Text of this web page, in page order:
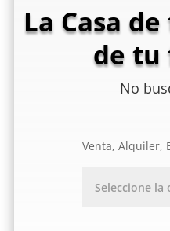
La Casa
de tu
No
Venta, Alquiler,